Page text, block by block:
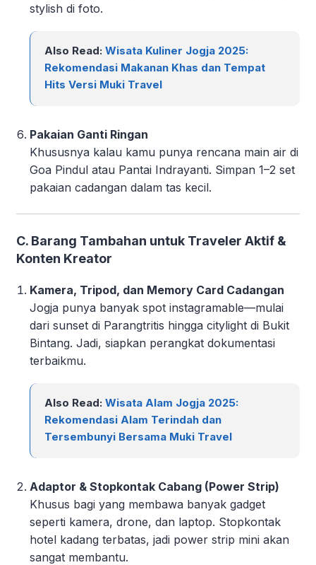
stylish di foto.
Also Read:Wisata Kuliner Jogja 2025:
Rekomendasi Makanan Khas dan Tempat
Hits Versi Muki Travel
Pakaian Ganti Ringan
Khususnya kalau kamu punya rencana main air di
Goa Pindul atau Pantai Indrayanti. Simpan 1–2 set
pakaian cadangan dalam tas kecil.
C. Barang Tambahan untuk Traveler Aktif &
Konten Kreator
Kamera, Tripod, dan Memory Card Cadangan
Jogja punya banyak spot instagramable—mulai
dari sunset di Parangtritis hingga citylight di Bukit
Bintang. Jadi, siapkan perangkat dokumentasi
terbaikmu.
Also Read:Wisata Alam Jogja 2025:
Rekomendasi Alam Terindah dan
Tersembunyi Bersama Muki Travel
Adaptor & Stopkontak Cabang (Power Strip)
Khusus bagi yang membawa banyak gadget
seperti kamera, drone, dan laptop. Stopkontak
hotel kadang terbatas, jadi power strip mini akan
sangat membantu.